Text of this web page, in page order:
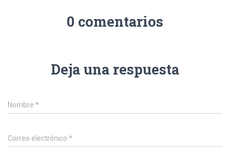
0 comentarios
Deja una respuesta
Nombre *
Correo electrónico *